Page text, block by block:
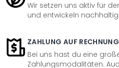
Wir setzen uns aktiv für
und entwickeln
ZAHLUNG AUF RECHNUNG
Bei uns hast du eine
Zahlungsmodalitäten.